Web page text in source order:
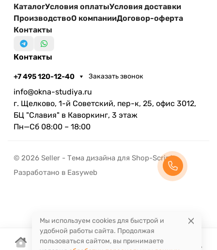
КаталогУсловия оплатыУсловия доставки
ПроизводствоО компанииДоговор-оферта
Контакты
Контакты
+7 495 120-12-40 Заказать звонок
info@okna-studiya.ru
г. Щелково, 1-й Советский, пер-к, 25, офис 3012,
БЦ "Славия" в Каворкинг, 3 этаж
Пн—Сб 08:00 – 18:00
© 2026 Seller - Тема дизайна для Shop-Script
Разработано в Easyweb
Мы используем cookies для быстрой и
удобной работы сайта. Продолжая
пользоваться сайтом, вы принимаете